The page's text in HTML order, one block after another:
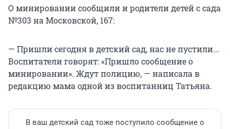
О минировании сообщили и родители детей с сада
№303 на Московской, 167:
— Пришли сегодня в детский сад, нас не пустили...
Воспитатели говорят: «Пришло сообщение о
минировании». Ждут полицию, — написала в
редакцию мама одной из воспитанниц Татьяна.
В ваш детский сад тоже поступило сообщение о